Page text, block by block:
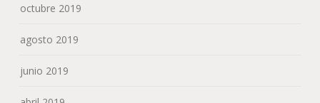
octubre 2019
agosto 2019
junio 2019